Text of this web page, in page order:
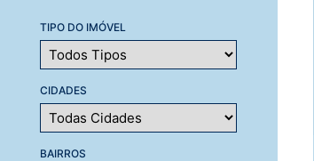
TIPO DO IMÓVEL
CIDADES
BAIRROS